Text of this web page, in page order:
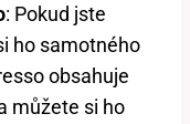
: Pokud jste
ho samotného
obsahuje
můžete si ho